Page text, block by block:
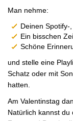
Man nehme:
Deinen Spotify-
Ein bisschen
Schöne
und stelle eine
Schatz oder mit
hatten.
Am Valentinstag
Natürlich kannst du